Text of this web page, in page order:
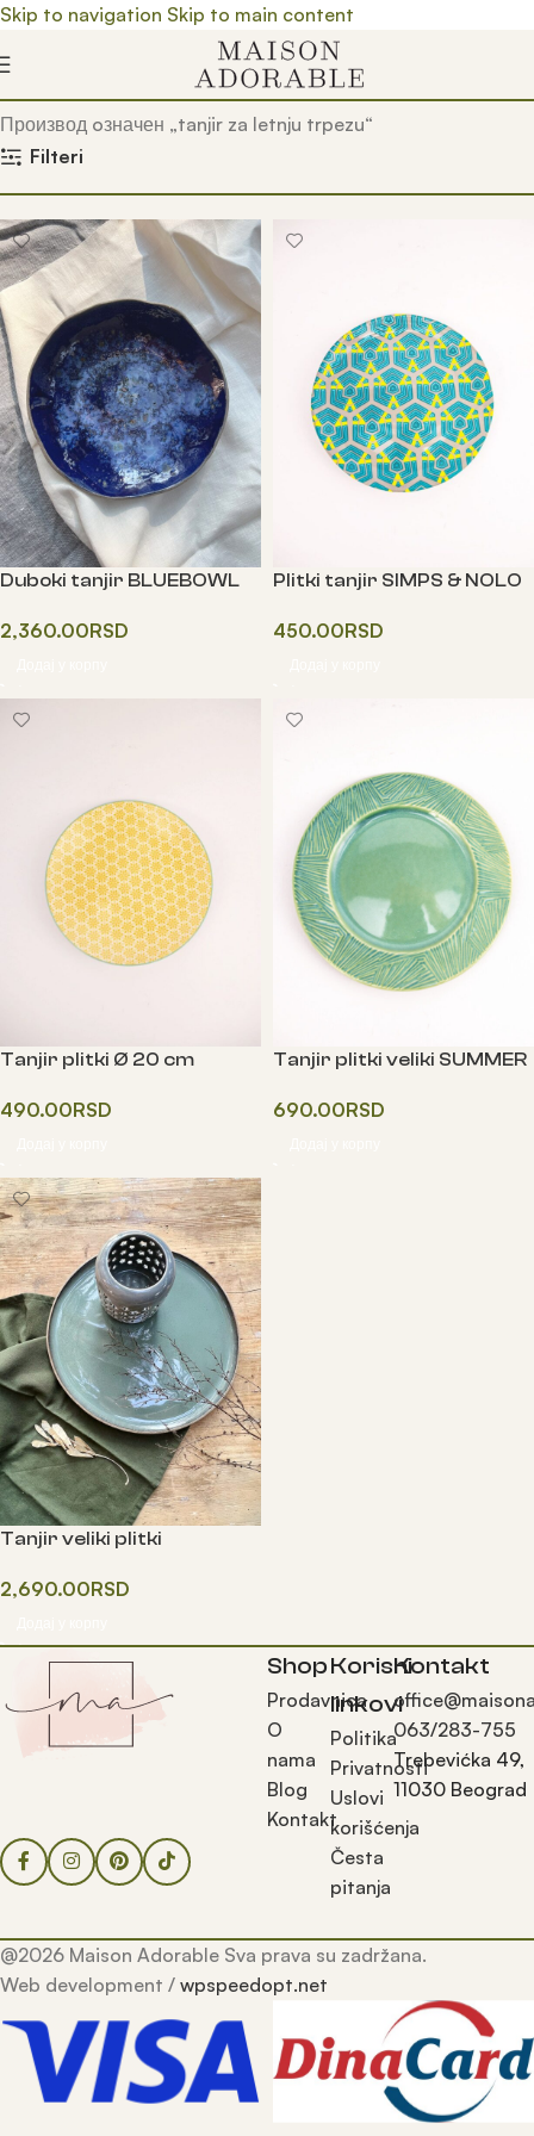
Skip to navigation Skip to main content
Почетна/ Prodavnica/
Производ oзначен „tanjir za letnju trpezu“
Filteri
Duboki tanjir BLUEBOWL
2,360.00RSD
Plitki tanjir SIMPS & NOLO
450.00RSD
Tanjir plitki Ø 20 cm
490.00RSD
Tanjir plitki veliki SUMMER
690.00RSD
Tanjir veliki plitki
2,690.00RSD
Shop
Prodavnica
O
nama
Blog
Kontakt
Korisni
linkovi
Politika
Privatnosti
Uslovi
korišćenja
Česta
pitanja
Kontakt
063/283-755
Trebevićka 49,
11030 Beograd
@2026 Maison Adorable Sva prava su zadržana.
Web development / wpspeedopt.net